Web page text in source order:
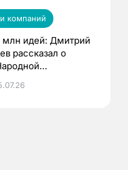
компаний
млн идей: Дмитрий
рассказал о